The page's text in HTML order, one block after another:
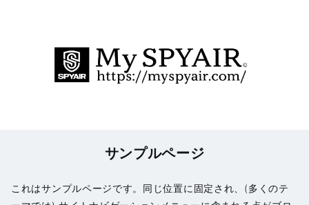
サンプルページ
これはサンプルページです。同じ位置に固定され、(多くのテ